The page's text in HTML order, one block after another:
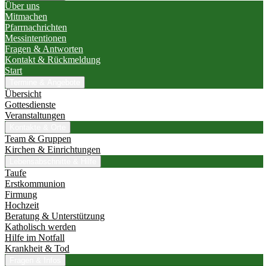
Über uns
Mitmachen
Pfarrnachrichten
Messintentionen
Fragen & Antworten
Kontakt & Rückmeldung
Start
Übersicht
Gottesdienste
Veranstaltungen
Team & Gruppen
Kirchen & Einrichtungen
Taufe
Erstkommunion
Firmung
Hochzeit
Beratung & Unterstützung
Katholisch werden
Hilfe im Notfall
Krankheit & Tod